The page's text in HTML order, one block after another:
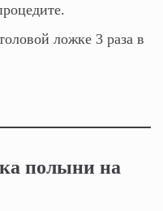
ложке 3 раза в
полыни на